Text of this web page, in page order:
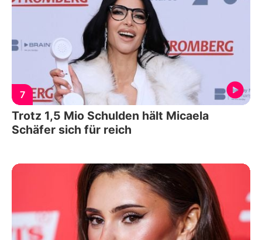
7
Trotz 1,5 Mio Schulden hält Micaela
Schäfer sich für reich